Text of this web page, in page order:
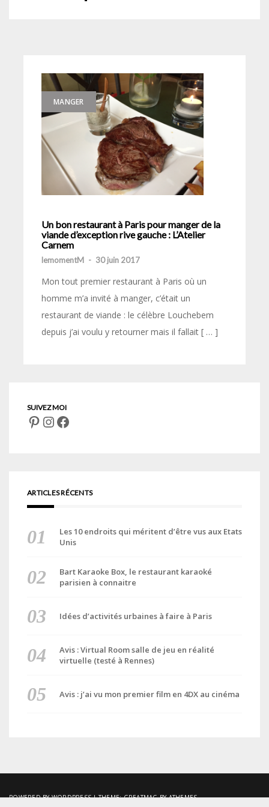
MANGER
Un bon restaurant à Paris pour manger de la
viande d’exception rive gauche : L’Atelier
Carnem
lemomentM - 30 juin 2017
Mon tout premier restaurant à Paris où un
homme m’a invité à manger, c’était un
restaurant de viande : le célèbre Louchebem
depuis j’ai voulu y retourner mais il fallait [ … ]
Pinterest
Instagram
Facebook
ARTICLES RÉCENTS
Les 10 endroits qui méritent d’être vus aux Etats
Unis
Bart Karaoke Box, le restaurant karaoké
parisien à connaitre
Idées d’activités urbaines à faire à Paris
Avis : Virtual Room salle de jeu en réalité
virtuelle (testé à Rennes)
Avis : j’ai vu mon premier film en 4DX au cinéma
POWERED BY WORDPRESS|THEME:GREATMAGBY ATHEMES.